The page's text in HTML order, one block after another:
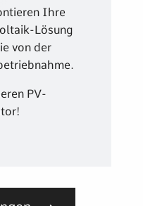
Ihre
Lösung
von der
PV-